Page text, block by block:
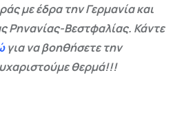
με έδρα την Γερμανία και
Ρηνανίας-Βεστφαλίας. Κάντε
για να βοηθήσετε την
θερμά!!!